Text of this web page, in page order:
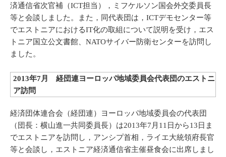
済通信省次官補（ICT担当），ミフケルソン国会外交委員長
等と会談しました。また，同代表団は，ICTデモセンター等
でエストニアにおけるIT化の取組について説明を受け，エス
トニア国立公文書館、NATOサイバー防衛センターを訪問し
ました。
2013年7月 経団連ヨーロッパ地域委員会代表団のエストニ
ア訪問
経済団体連合会（経団連）ヨーロッパ地域委員会の代表団
（団長：横山進一共同委員長）は2013年7月11日から13日ま
でエストニアを訪問し，アンシプ首相，ライエ大統領府長官
等と会談し，エストニア経済通信省主催昼食会に出席しまし